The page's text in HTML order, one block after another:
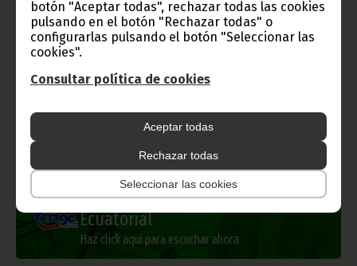
botón "Aceptar todas", rechazar todas las cookies
pulsando en el botón "Rechazar todas" o
configurarlas pulsando el botón "Seleccionar las
cookies".
Consultar política de cookies
Aceptar todas
Rechazar todas
Seleccionar las cookies
Información de Guinea Ecuatorial
Radio Nacional de Guinea
Ecuatorial
Haz click aquí para escuchar ahora